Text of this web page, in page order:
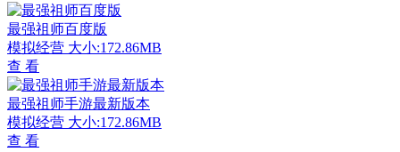
最强祖师百度版
模拟经营 大小:172.86MB
查 看
最强祖师手游最新版本
模拟经营 大小:172.86MB
查 看